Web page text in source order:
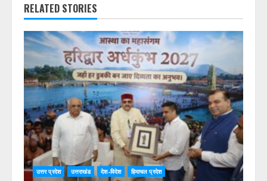
RELATED STORIES
उत्तर प्रदेश उत्तराखंड देश-विदेश हिमाचल प्रदेश